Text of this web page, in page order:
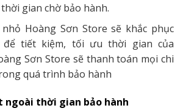
gian chờ bảo hành.
Hoàng Sơn Store sẽ khắc phục
để tiết kiệm, tối ưu thời gian của
Sơn Store sẽ thanh toán mọi chi
quá trình bảo hành
ngoài thời gian bảo hành